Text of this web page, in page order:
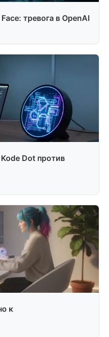
тревога в OpenAI
Dot против
к